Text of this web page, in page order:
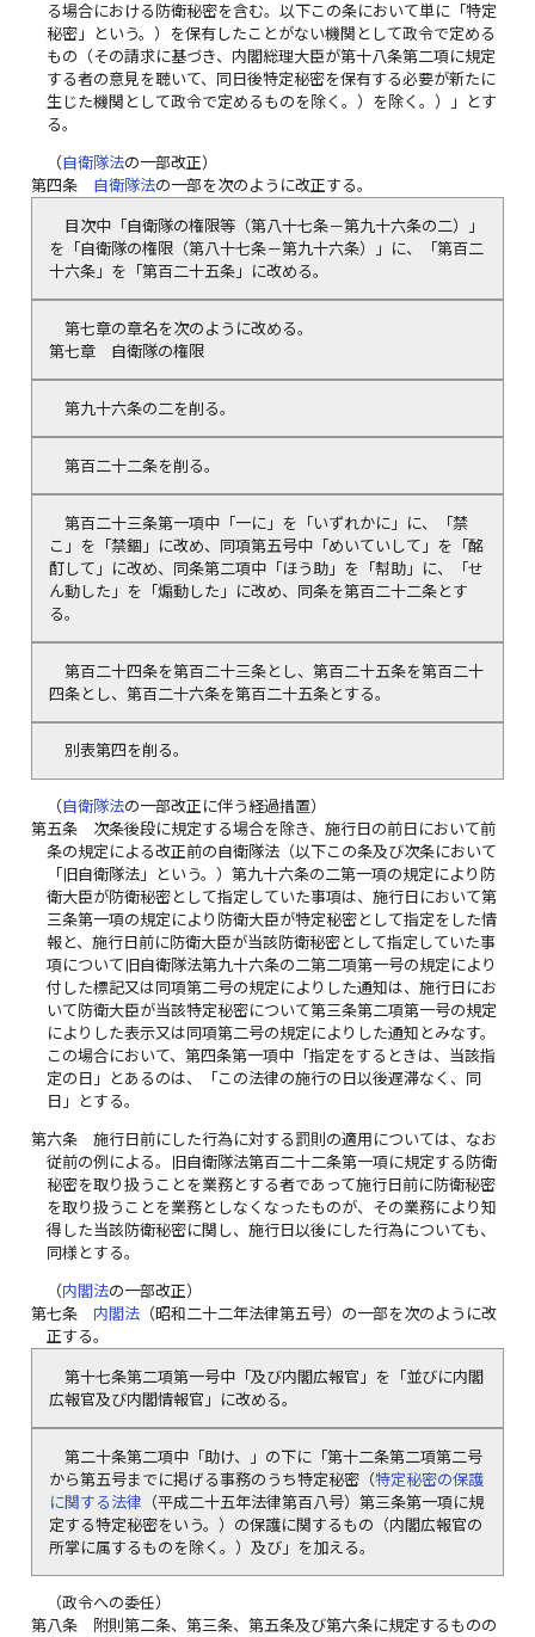
る場合における防衛秘密を含む。以下この条において単に「特定
秘密」という。）を保有したことがない機関として政令で定める
もの（その請求に基づき、内閣総理大臣が第十八条第二項に規定
する者の意見を聴いて、同日後特定秘密を保有する必要が新たに
生じた機関として政令で定めるものを除く。）を除く。）」とす
る。
（自衛隊法の一部改正）
第四条
自衛隊法の一部を次のように改正する。
目次中「自衛隊の権限等（第八十七条－第九十六条の二）」
を「自衛隊の権限（第八十七条－第九十六条）」に、「第百二
十六条」を「第百二十五条」に改める。
第七章の章名を次のように改める。
第七章 自衛隊の権限
第九十六条の二を削る。
第百二十二条を削る。
第百二十三条第一項中「一に」を「いずれかに」に、「禁
こ」を「禁錮」に改め、同項第五号中「めいていして」を「酩
酊して」に改め、同条第二項中「ほう助」を「幇助」に、「せ
ん動した」を「煽動した」に改め、同条を第百二十二条とす
る。
第百二十四条を第百二十三条とし、第百二十五条を第百二十
四条とし、第百二十六条を第百二十五条とする。
別表第四を削る。
（自衛隊法の一部改正に伴う経過措置）
第五条
次条後段に規定する場合を除き、施行日の前日において前
条の規定による改正前の自衛隊法（以下この条及び次条において
「旧自衛隊法」という。）第九十六条の二第一項の規定により防
衛大臣が防衛秘密として指定していた事項は、施行日において第
三条第一項の規定により防衛大臣が特定秘密として指定をした情
報と、施行日前に防衛大臣が当該防衛秘密として指定していた事
項について旧自衛隊法第九十六条の二第二項第一号の規定により
付した標記又は同項第二号の規定によりした通知は、施行日にお
いて防衛大臣が当該特定秘密について第三条第二項第一号の規定
によりした表示又は同項第二号の規定によりした通知とみなす。
この場合において、第四条第一項中「指定をするときは、当該指
定の日」とあるのは、「この法律の施行の日以後遅滞なく、同
日」とする。
第六条
施行日前にした行為に対する罰則の適用については、なお
従前の例による。旧自衛隊法第百二十二条第一項に規定する防衛
秘密を取り扱うことを業務とする者であって施行日前に防衛秘密
を取り扱うことを業務としなくなったものが、その業務により知
得した当該防衛秘密に関し、施行日以後にした行為についても、
同様とする。
（内閣法の一部改正）
第七条
内閣法 （昭和二十二年法律第五号）の一部を次のように改
正する。
第十七条第二項第一号中「及び内閣広報官」を「並びに内閣
広報官及び内閣情報官」に改める。
第二十条第二項中「助け、」の下に「第十二条第二項第二号
から第五号までに掲げる事務のうち特定秘密（特定秘密の保護
に関する法律 （平成二十五年法律第百八号）第三条第一項に規
定する特定秘密をいう。）の保護に関するもの（内閣広報官の
所掌に属するものを除く。）及び」を加える。
（政令への委任）
第八条
附則第二条、第三条、第五条及び第六条に規定するものの